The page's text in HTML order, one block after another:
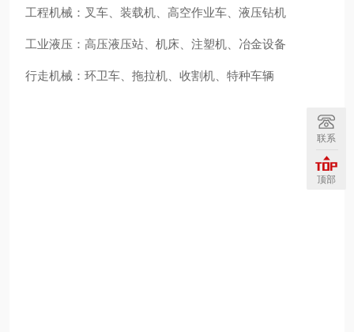
工程机械：叉车、装载机、高空作业车、液压钻机
工业液压：高压液压站、机床、注塑机、冶金设备
行走机械：环卫车、拖拉机、收割机、特种车辆
联系
顶部